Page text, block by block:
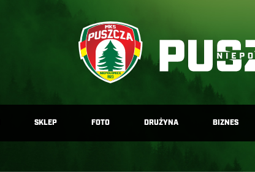
SKLEP FOTO DRUŻYNA BIZNES